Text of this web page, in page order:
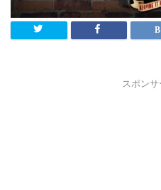
スポンサ